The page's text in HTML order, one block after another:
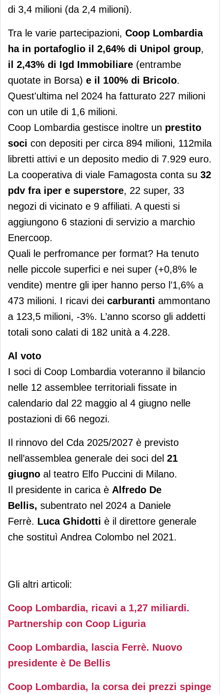
di 3,4 milioni (da 2,4 milioni).
Tra le varie partecipazioni, Coop Lombardia
ha in portafoglio il 2,64% di Unipol group,
il 2,43% di Igd Immobiliare (entrambe
quotate in Borsa) e il 100% di BricoIo.
Quest'ultima nel 2024 ha fatturato 227 milioni
con un utile di 1,6 milioni.
Coop Lombardia gestisce inoltre un prestito
soci con depositi per circa 894 milioni, 112mila
libretti attivi e un deposito medio di 7.929 euro.
La cooperativa di viale Famagosta conta su 32
pdv fra iper e superstore, 22 super, 33
negozi di vicinato e 9 affiliati. A questi si
aggiungono 6 stazioni di servizio a marchio
Enercoop.
Quali le perfromance per format? Ha tenuto
nelle piccole superfici e nei super (+0,8% le
vendite) mentre gli iper hanno perso l’1,6% a
473 milioni. I ricavi dei carburanti ammontano
a 123,5 milioni, -3%. L’anno scorso gli addetti
totali sono calati di 182 unità a 4.228.
Al voto
I soci di Coop Lombardia voteranno il bilancio
nelle 12 assemblee territoriali fissate in
calendario dal 22 maggio al 4 giugno nelle
postazioni di 66 negozi.
Il rinnovo del Cda 2025/2027 è previsto
nell’assemblea generale dei soci del 21
giugno al teatro Elfo Puccini di Milano.
Il presidente in carica è Alfredo De
Bellis, subentrato nel 2024 a Daniele
Ferrè. Luca Ghidotti è il direttore generale
che sostituì Andrea Colombo nel 2021.
Gli altri articoli:
Coop Lombardia, ricavi a 1,27 miliardi.
Partnership con Coop Liguria
Coop Lombardia, lascia Ferrè. Nuovo
presidente è De Bellis
Coop Lombardia, la corsa dei prezzi spinge